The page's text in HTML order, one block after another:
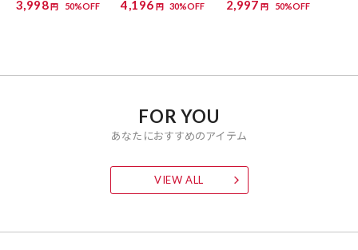
3,998円 50%OFF 4,196 円 30%OFF 2,997 円 50%OFF
FOR YOU
あなたにおすすめのアイテム
VIEW ALL